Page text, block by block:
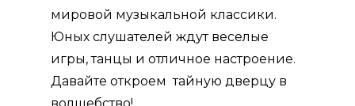
мировой музыкальной классики.
Юных слушателей ждут веселые
игры, танцы и отличное настроение.
Давайте откроем тайную дверцу в